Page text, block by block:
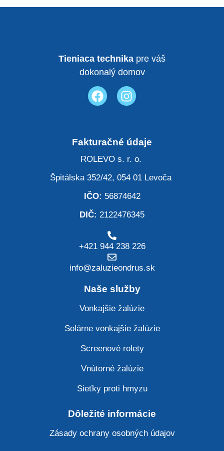
Tieniaca technika pre váš
dokonalý domov
Fakturačné údaje
ROLEVO s. r. o.
Špitálska 352/42, 054 01 Levoča
IČO: 56874642
DIČ: 2122476345
+421 944 238 226
info@zaluzieondrus.sk
Naše služby
Vonkajšie žalúzie
Solárne vonkajšie žalúzie
Screenové rolety
Vnútorné žalúzie
Sieťky proti hmyzu
Dôležité informácie
Zásady ochrany osobných údajov